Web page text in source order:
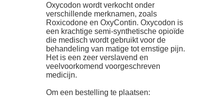
Oxycodon wordt verkocht onder
verschillende merknamen, zoals
Roxicodone en OxyContin. Oxycodon is
een krachtige semi-synthetische opioïde
die medisch wordt gebruikt voor de
behandeling van matige tot ernstige pijn.
Het is een zeer verslavend en
veelvoorkomend voorgeschreven
medicijn.
Om een ​​bestelling te plaatsen: